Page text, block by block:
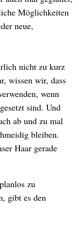
Möglichkeiten
neue,
nicht zu kurz
wissen wir, dass
wenn
sind. Und
ab und zu mal
bleiben.
Haar gerade
zu
gibt es den